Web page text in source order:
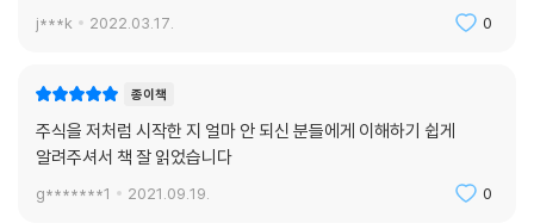
j***k 2022.03.17. 0
종이책
주식을 저처럼 시작한 지 얼마 안 되신 분들에게 이해하기 쉽게
알려주셔서 책 잘 읽었습니다
g*******1 2021.09.19. 0